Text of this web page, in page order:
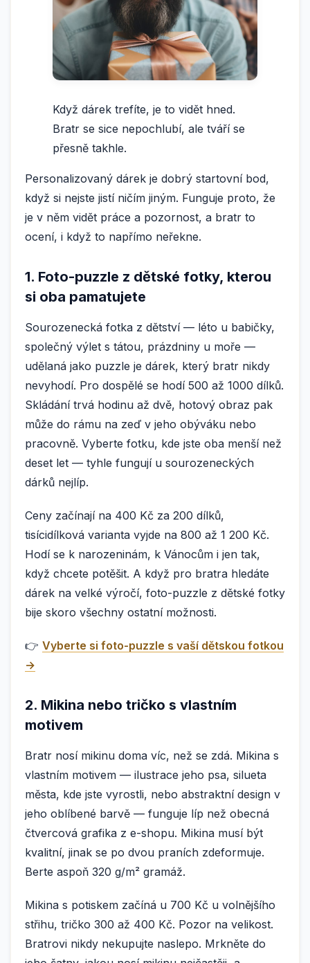
Když dárek trefíte, je to vidět hned.
Bratr se sice nepochlubí, ale tváří se
přesně takhle.
Personalizovaný dárek je dobrý startovní bod,
když si nejste jistí ničím jiným. Funguje proto, že
je v něm vidět práce a pozornost, a bratr to
ocení, i když to napřímo neřekne.
1. Foto-puzzle z dětské fotky, kterou
si oba pamatujete
Sourozenecká fotka z dětství — léto u babičky,
společný výlet s tátou, prázdniny u moře —
udělaná jako puzzle je dárek, který bratr nikdy
nevyhodí. Pro dospělé se hodí 500 až 1000 dílků.
Skládání trvá hodinu až dvě, hotový obraz pak
může do rámu na zeď v jeho obýváku nebo
pracovně. Vyberte fotku, kde jste oba menší než
deset let — tyhle fungují u sourozeneckých
dárků nejlíp.
Ceny začínají na 400 Kč za 200 dílků,
tisícidílková varianta vyjde na 800 až 1 200 Kč.
Hodí se k narozeninám, k Vánocům i jen tak,
když chcete potěšit. A když pro bratra hledáte
dárek na velké výročí, foto-puzzle z dětské fotky
bije skoro všechny ostatní možnosti.
👉 Vyberte si foto-puzzle s vaší dětskou fotkou
→
2. Mikina nebo tričko s vlastním
motivem
Bratr nosí mikinu doma víc, než se zdá. Mikina s
vlastním motivem — ilustrace jeho psa, silueta
města, kde jste vyrostli, nebo abstraktní design v
jeho oblíbené barvě — funguje líp než obecná
čtvercová grafika z e-shopu. Mikina musí být
kvalitní, jinak se po dvou praních zdeformuje.
Berte aspoň 320 g/m² gramáž.
Mikina s potiskem začíná u 700 Kč u volnějšího
střihu, tričko 300 až 400 Kč. Pozor na velikost.
Bratrovi nikdy nekupujte naslepo. Mrkněte do